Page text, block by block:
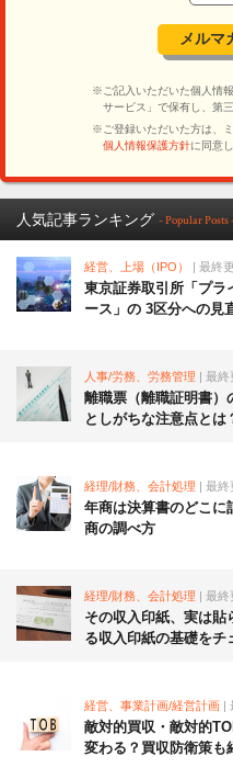
人気記事ランキング - Popular Posts
経営、上場（IPO） | 最終
東京証券取引所「プラ
ース」の 3区分への見
人事/労務、労務管理 | 最終
離職票（離職証明書）
としがちな注意点とは
経理/財務、会計処理 | 最終
年商は決算書のどこに
商の調べ方
経理/財務、会計処理 | 最終
その収入印紙、実は貼
る収入印紙の基礎をチ
経営、事業計画/経営計画 |
敵対的買収・敵対的
変わる？買収防衛策も